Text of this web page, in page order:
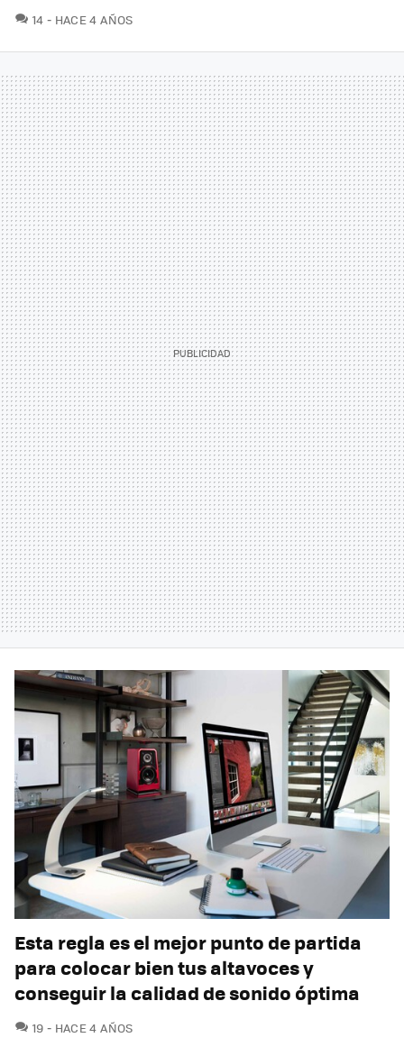
14 COMENTARIOS
HACE 4 AÑOS
Esta regla es el mejor punto de partida
para colocar bien tus altavoces y
conseguir la calidad de sonido óptima
19 COMENTARIOS
HACE 4 AÑOS